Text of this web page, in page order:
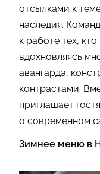
отсылками к
наследия.
к работе тех,
вдохновляясь
авангарда,
контрастами.
приглашает
о современном
Зимнее меню в